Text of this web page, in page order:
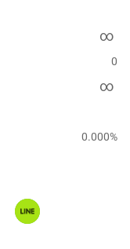
∞
0
∞
0.000%